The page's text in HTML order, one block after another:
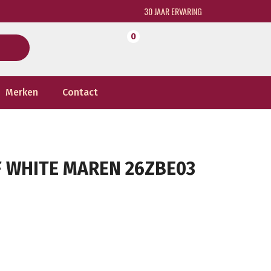
30 JAAR ERVARING
0
Merken Contact
WHITE MAREN 26ZBE03